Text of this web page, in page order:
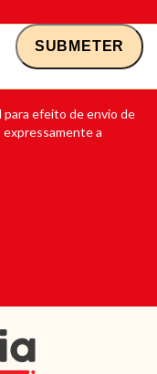
efeito de envio de
a